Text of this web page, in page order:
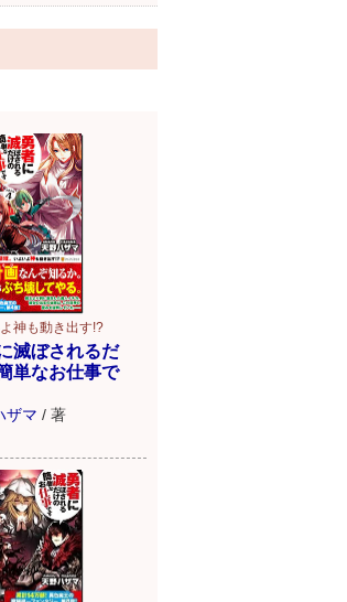
神も動き出す!?
滅ぼされるだ
単なお仕事で
ザマ / 著